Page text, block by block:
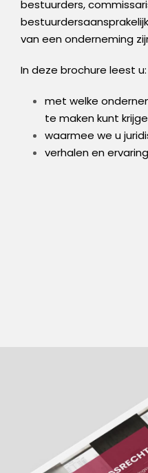
bestuurders,
van een onderneming
In deze brochure leest u:
met welke
te maken kunt
waarmee we u
verhalen en